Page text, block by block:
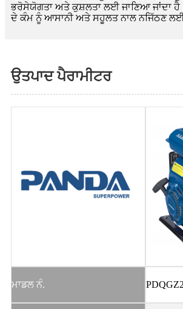
ਭਰੋਸੇਯੋਗਤਾ ਅਤੇ ਕੁਸ਼ਲਤਾ ਲਈ ਜਾਣਿਆ ਜਾਂਦਾ
ਦੇ ਕੰਮ ਨੂੰ ਆਸਾਨੀ ਅਤੇ ਸਹੂਲਤ ਨਾਲ ਨਜਿੱਠਣ
ਉਤਪਾਦ ਪੈਰਾਮੀਟਰ
ਮਾਡਲ ਨੰ.